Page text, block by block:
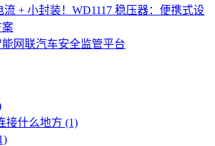
流 + 小封装！WD1117 稳压器：便携式设
案
网联汽车安全监管平台
接什么地方 (1)